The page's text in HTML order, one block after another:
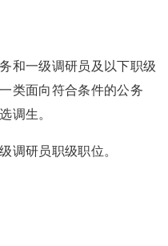
一级调研员及以下职级
类面向符合条件的公务
调生。
研员职级职位。